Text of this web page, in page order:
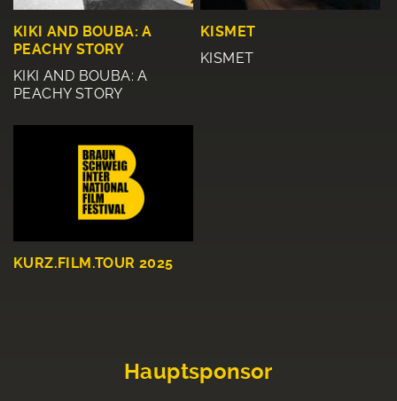
KIKI AND BOUBA: A
PEACHY STORY
KIKI AND BOUBA: A
PEACHY STORY
KISMET
KISMET
KURZ.FILM.TOUR 2025
Hauptsponsor